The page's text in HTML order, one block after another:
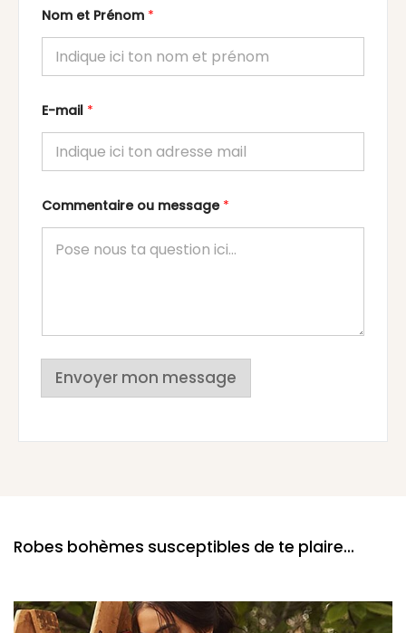
Nom et Prénom *
E-mail *
Commentaire ou message *
Envoyer mon message
Robes bohèmes susceptibles de te plaire...